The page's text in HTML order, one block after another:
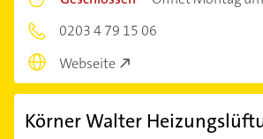
0203 4 79 15 06
Webseite
Körner Walter